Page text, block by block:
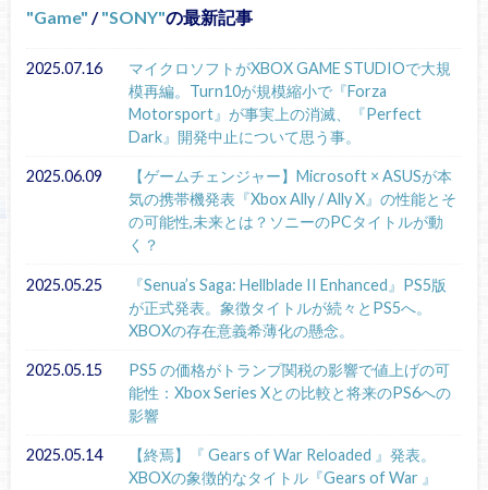
Game / SONY の最新記事
2025.07.16
マイクロソフトがXBOX GAME STUDIOで大規
模再編。Turn10が規模縮小で『Forza
Motorsport』が事実上の消滅、『Perfect
Dark』開発中止について思う事。
2025.06.09
【ゲームチェンジャー】Microsoft × ASUSが本
気の携帯機発表『Xbox Ally / Ally X』の性能とそ
の可能性,未来とは？ソニーのPCタイトルが動
く？
2025.05.25
『Senua’s Saga: Hellblade II Enhanced』PS5版
が正式発表。象徴タイトルが続々とPS5へ。
XBOXの存在意義希薄化の懸念。
2025.05.15
PS5 の価格がトランプ関税の影響で値上げの可
能性：Xbox Series Xとの比較と将来のPS6への
影響
2025.05.14
【終焉】『 Gears of War Reloaded 』発表。
XBOXの象徴的なタイトル『Gears of War 』